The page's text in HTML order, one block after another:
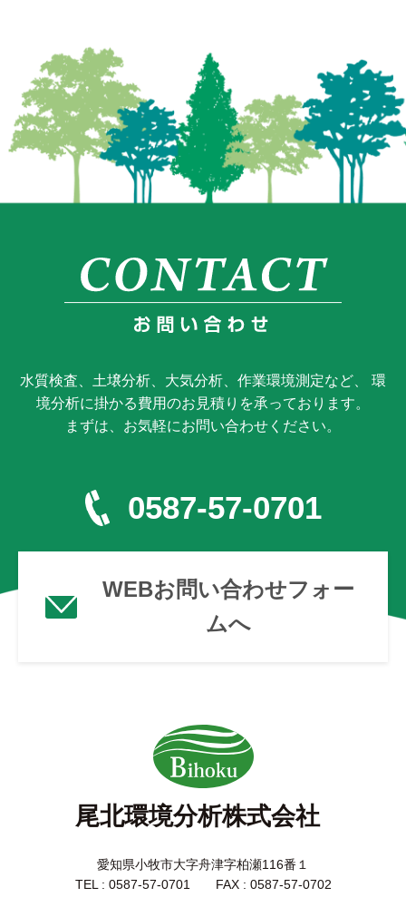
水質検査、土壌分析、大気分析、作業環境測定など、 環
境分析に掛かる費用のお見積りを承っております。
まずは、お気軽にお問い合わせください。
0587-57-0701
WEBお問い合わせフォー
ムへ
尾北環境分析株式会社
愛知県小牧市大字舟津字柏瀬116番１
TEL : 0587-57-0701 FAX : 0587-57-0702